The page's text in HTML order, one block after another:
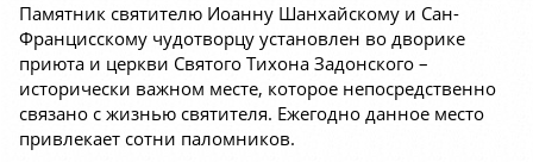
Памятник святителю Иоанну Шанхайскому и Сан-
Францисскому чудотворцу установлен во дворике
приюта и церкви Святого Тихона Задонского –
исторически важном месте, которое непосредственно
связано с жизнью святителя. Ежегодно данное место
привлекает сотни паломников.